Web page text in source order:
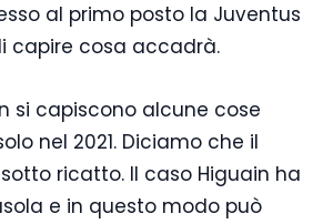
al primo posto la Juventus
capire cosa accadrà.
si capiscono alcune cose
nel 2021. Diciamo che il
ricatto. Il caso Higuain ha
e in questo modo può